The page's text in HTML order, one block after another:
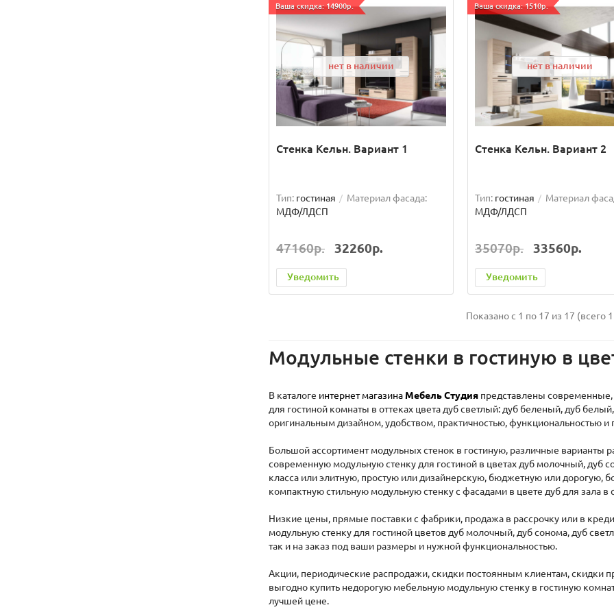
Ваша скидка: 14900р.
нет в наличии
Стенка Кельн. Вариант 1
Тип: гостиная
Материал фасада:
МДФ/ЛДСП
47160р. 32260р.
Уведомить
Ваша скидка: 1510р.
нет в наличии
Стенка Кельн. Вариант 2
Тип: гостиная
Материал
МДФ/ЛДСП
35070р. 33560р.
Уведомить
Показано с 1 по 17 из 17 (всего
Модульные стенки в гостиную в
В каталоге интернет магазинаМебель Студия представлены
для гостиной комнаты в оттеках цвета дуб светлый: дуб беленый, дуб
оригинальным дизайном, удобством, практичностью, функциональностью
Большой ассортимент модульных стенок в гостиную, различные варианты
современную модульную стенку для гостиной в цветах дуб молочный, дуб
класса или элитную, простую или дизайнерскую, бюджетную или
компактную стильную модульную стенку с фасадами в цвете дуб для зала в
Низкие цены, прямые поставки с фабрики, продажа в рассрочку или в
модульную стенку для гостиной цветов дуб молочный, дуб сонома, дуб
так и на заказ под ваши размеры и нужной функциональностью.
Акции, периодические распродажи, скидки постоянным клиентам, скидки
выгодно купить недорогую мебельную модульную стенку в гостиную
лучшей цене.